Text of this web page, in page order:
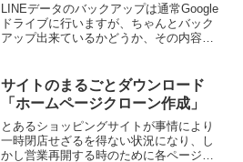
LINEデータのバックアップは通常Google
ドライブに行いますが、ちゃんとバック
アップ出来ているかどうか、その内容の
バックアップすることが出来る...
サイトのまるごとダウンロード
「ホームページクローン作成」
とあるショッピングサイトが事情により
一時閉店せざるを得ない状況になり、し
かし営業再開する時のために各ページ内